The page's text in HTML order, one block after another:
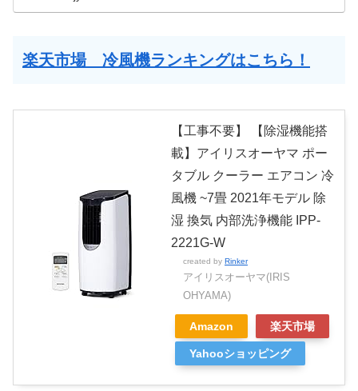
楽天市場 冷風機ランキングはこちら！
【工事不要】 【除湿機能搭
載】アイリスオーヤマ ポー
タブル クーラー エアコン 冷
風機 ~7畳 2021年モデル 除
湿 換気 内部洗浄機能 IPP-
2221G-W
created by Rinker
アイリスオーヤマ(IRIS
OHYAMA)
Amazon 楽天市場
Yahooショッピング